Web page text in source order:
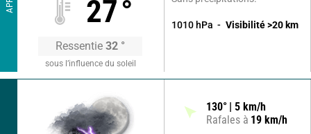
27°
Ressentie 32 °
sous l’influence du soleil
1010 hPa Visibilité >20 km
130° 5 km/h
Rafales à 19 km/h